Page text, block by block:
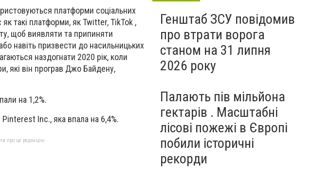
платформи соціальних
такі платформи, як Twitter, TikTok ,
щоб виявляти та припиняти
навіть призвести до насильницьких
наздогнати 2020 рік, коли
які він програв Джо Байдену,
на 1,2%.
Inc., яка впала на 6,4%.
про це редакцію
Генштаб ЗСУ повідомив
про втрати ворога
станом на 31 липня
2026 року
Палають пів мільйона
гектарів . Масштабні
лісові пожежі в Європі
побили історичні
рекорди